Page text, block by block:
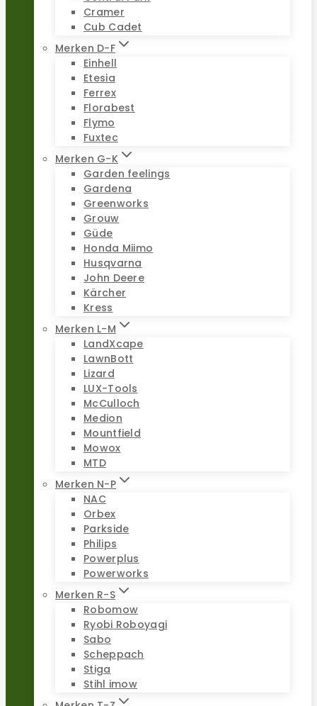
Cramer
Cub Cadet
Merken D-F
Einhell
Etesia
Ferrex
Florabest
Flymo
Fuxtec
Merken G-K
Garden feelings
Gardena
Greenworks
Grouw
Güde
Honda Miimo
Husqvarna
John Deere
Kärcher
Kress
Merken L-M
LandXcape
LawnBott
Lizard
LUX-Tools
McCulloch
Medion
Mountfield
Mowox
MTD
Merken N-P
NAC
Orbex
Parkside
Philips
Powerplus
Powerworks
Merken R-S
Robomow
Ryobi Roboyagi
Sabo
Scheppach
Stiga
Stihl imow